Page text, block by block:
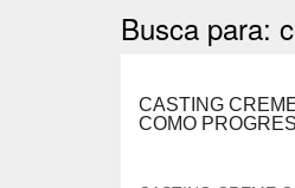
Busca para:
CASTING
COMO